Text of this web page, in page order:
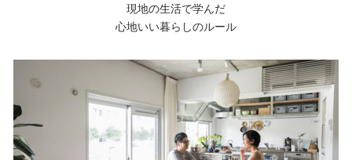
現地の生活で学んだ
心地いい暮らしのルール